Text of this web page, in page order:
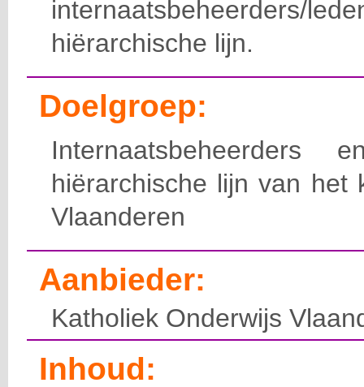
hiërarchische lijn.
Doelgroep:
hiërarchische lijn van het
Vlaanderen
Aanbieder:
Katholiek Onderwijs
Inhoud: